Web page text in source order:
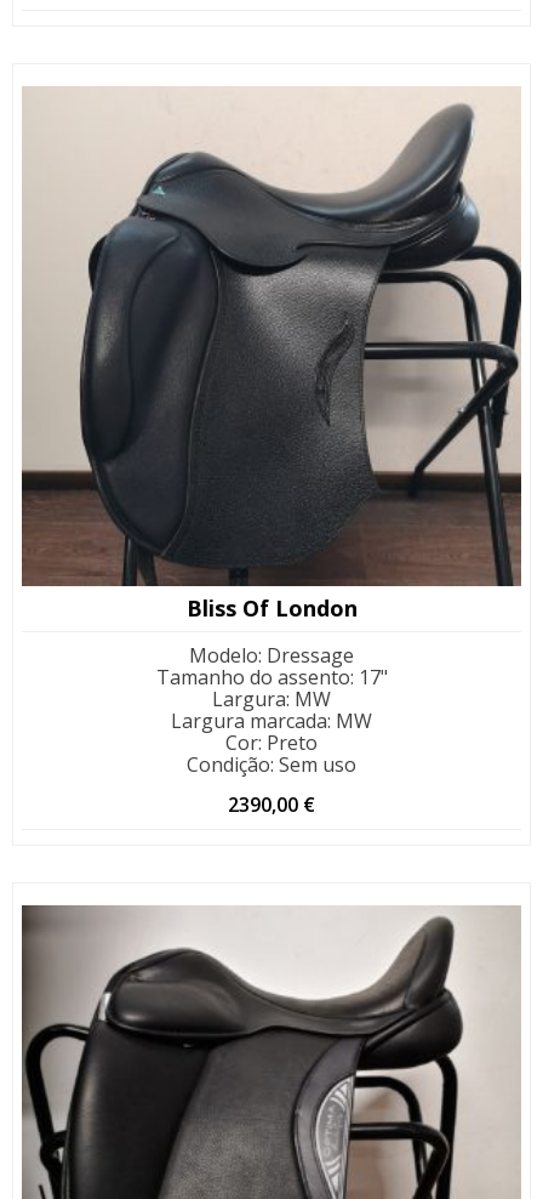
Bliss Of London
Modelo: Dressage
Tamanho do assento: 17"
Largura: MW
Largura marcada: MW
Cor: Preto
Condição: Sem uso
2390,00 €